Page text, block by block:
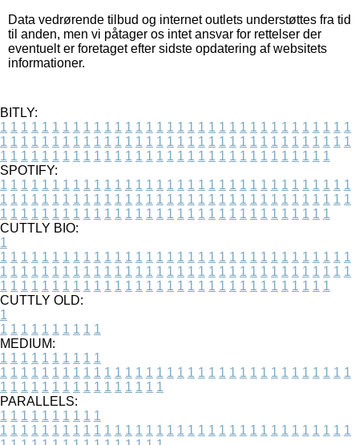
Data vedrørende tilbud og internet outlets understøttes fra tid
til anden, men vi påtager os intet ansvar for rettelser der
eventuelt er foretaget efter sidste opdatering af websitets
informationer.
BITLY:
1 1 1 1 1 1 1 1 1 1 1 1 1 1 1 1 1 1 1 1 1 1 1 1 1 1 1 1 1 1 1 1 1 1
1 1 1 1 1 1 1 1 1 1 1 1 1 1 1 1 1 1 1 1 1 1 1 1 1 1 1 1 1 1 1 1 1 1
1 1 1 1 1 1 1 1 1 1 1 1 1 1 1 1 1 1 1 1 1 1 1 1 1 1 1 1 1 1 1 1
SPOTIFY:
1 1 1 1 1 1 1 1 1 1 1 1 1 1 1 1 1 1 1 1 1 1 1 1 1 1 1 1 1 1 1 1 1 1
1 1 1 1 1 1 1 1 1 1 1 1 1 1 1 1 1 1 1 1 1 1 1 1 1 1 1 1 1 1 1 1 1 1
1 1 1 1 1 1 1 1 1 1 1 1 1 1 1 1 1 1 1 1 1 1 1 1 1 1 1 1 1 1 1 1
CUTTLY BIO:
1
1 1 1 1 1 1 1 1 1 1 1 1 1 1 1 1 1 1 1 1 1 1 1 1 1 1 1 1 1 1 1 1 1 1
1 1 1 1 1 1 1 1 1 1 1 1 1 1 1 1 1 1 1 1 1 1 1 1 1 1 1 1 1 1 1 1 1 1
1 1 1 1 1 1 1 1 1 1 1 1 1 1 1 1 1 1 1 1 1 1 1 1 1 1 1 1 1 1 1 1
CUTTLY OLD:
1
1 1 1 1 1 1 1 1 1 1
MEDIUM:
1 1 1 1 1 1 1 1 1 1
1 1 1 1 1 1 1 1 1 1 1 1 1 1 1 1 1 1 1 1 1 1 1 1 1 1 1 1 1 1 1 1 1 1
1 1 1 1 1 1 1 1 1 1 1 1 1 1 1 1
PARALLELS:
1 1 1 1 1 1 1 1 1 1
1 1 1 1 1 1 1 1 1 1 1 1 1 1 1 1 1 1 1 1 1 1 1 1 1 1 1 1 1 1 1 1 1 1